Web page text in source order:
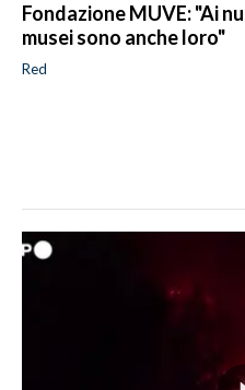
Fondazione MUVE: "Ai
musei sono anche loro"
Red